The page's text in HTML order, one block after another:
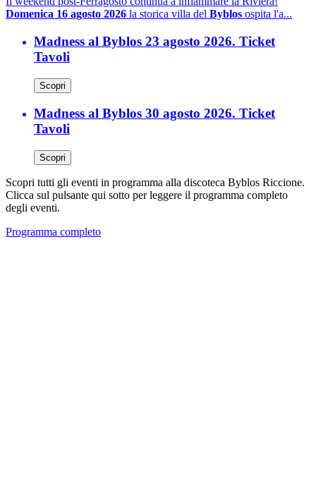
Domenica 16 agosto 2026 la storica villa del Byblos ospita l'a...
Madness al Byblos 23 agosto 2026. Ticket
Tavoli
Scopri
Madness al Byblos 30 agosto 2026. Ticket
Tavoli
Scopri
Scopri tutti gli eventi in programma alla discoteca Byblos Riccione.
Clicca sul pulsante qui sotto per leggere il programma completo
degli eventi.
Programma completo